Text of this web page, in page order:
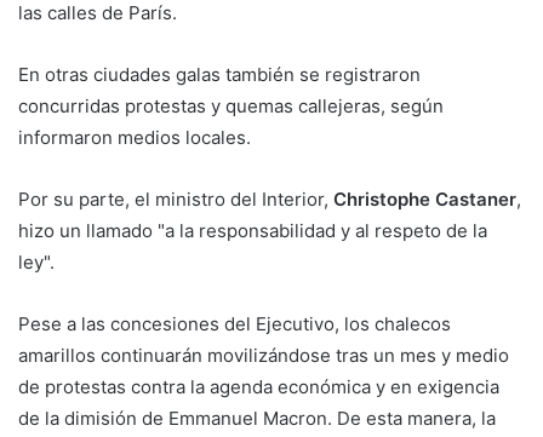
las calles de París.
En otras ciudades galas también se registraron
concurridas protestas y quemas callejeras, según
informaron medios locales.
Por su parte, el ministro del Interior, Christophe Castaner,
hizo un llamado "a la responsabilidad y al respeto de la
ley".
Pese a las concesiones del Ejecutivo, los chalecos
amarillos continuarán movilizándose tras un mes y medio
de protestas contra la agenda económica y en exigencia
de la dimisión de Emmanuel Macron. De esta manera, la